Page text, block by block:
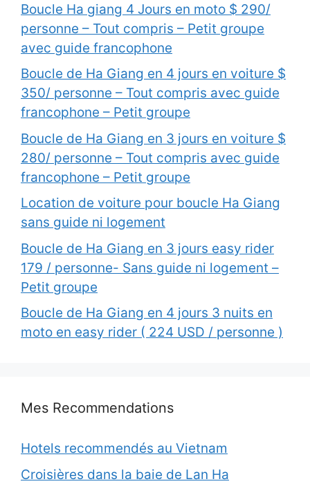
Boucle Ha giang 4 Jours en moto $ 290/
personne – Tout compris – Petit groupe
avec guide francophone
Boucle de Ha Giang en 4 jours en voiture $
350/ personne – Tout compris avec guide
francophone – Petit groupe
Boucle de Ha Giang en 3 jours en voiture $
280/ personne – Tout compris avec guide
francophone – Petit groupe
Location de voiture pour boucle Ha Giang
sans guide ni logement
Boucle de Ha Giang en 3 jours easy rider
179 / personne- Sans guide ni logement –
Petit groupe
Boucle de Ha Giang en 4 jours 3 nuits en
moto en easy rider ( 224 USD / personne )
Mes Recommendations
Hotels recommendés au Vietnam
Croisières dans la baie de Lan Ha